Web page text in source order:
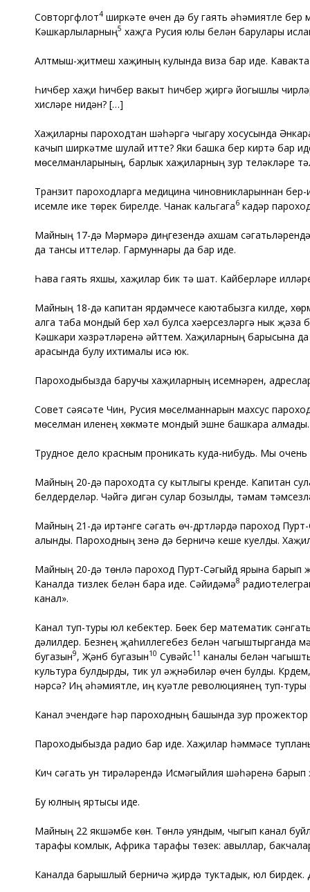
Совторгфлот4 ширкәте өчен дә бу гаять әһәмиятле
Кәшкарлыларның5 хаҗга Русия юлы белән барулары
Алтмыш-җитмеш хаҗиның кулында виза бар иде. Кавакта
Һичбер хаҗи һичбер вакыт һичбер җиргә йогышлы
хисләре нидән? […]
Хаҗиларны пароходтан шәһәргә чыгару хосусында
качып ширкәтме шулай итте? Яки башка бер киртә бар
мөселманларының, барлык хаҗиларның зур теләкләре
Транзит пароходларга медицина чиновникларыннан
исемле ике төрек бирелде. Чанак кальгага6 кадәр
Майның 17-дә Мәрмәрә диңгезендә ахшам
да тансы иттеләр. Гармуннары да бар иде.
Һава гаять яхшы, хаҗилар бик тә шат. Кайберләре
Майның 18-дә капитан ярдәмчесе каютабызга килде,
алга таба мондый бер хәл булса хәерсезләргә нык җәза
Кәшкари хәзрәтләренә әйттем. Хаҗиларның барысына
арасында булу ихтималы исә юк.
Пароходыбызда баручы хаҗиларның исемнәрен,
Совет сәясәте Чин, Русия мөселманнарын махсус
мөселман иленең хөкүмәте мондый эшне башкара алмады.
Трудное дело красным проникать куда-нибудь. Мы
Майның 20-дә пароходта су кытлыгы күренде. Капитан
белдерделәр. Чәйгә дигән сулар бозылды, тәмам
Майның 21-дә иртәнге сәгать өч-дүртләрдә пароход
алынды. Пароходның үзенә дә берничә кеше куелды.
Майның 20-дә төнлә пароход Пурт-Сәгыйд ярына барып
Каналда тизлек белән бара иде. Сәйидәмә8
канал».
Канал туп-туры юл кебектер. Бөек бер математик
дәлилдер. Безнең җаһиллегебез белән чагыштырганда
бугазын9, Җәнүб бугазын10 Сувәйс11 каналы белән
культура булдырды, тик ул әҗнәбиләр өчен булды.
нәрсә? Иң әһәмиятле, иң куәтле революциянең туп-
Канал эчендәге һәр пароходның башында зур прожектор
Пароходыбызда радио бар иде. Хаҗилар һәммәсе
Кич сәгать ун тирәләрендә Исмәгыйлия шәһәренә
Бу юлның яртысы иде.
Майның 22 якшәмбе көн. Төнлә уяндым, чыгып канал
тарафы комлык, Африка тарафы төзек: авыллар,
Каналда барышлый берничә җирдә туктадык, юл бирдек.